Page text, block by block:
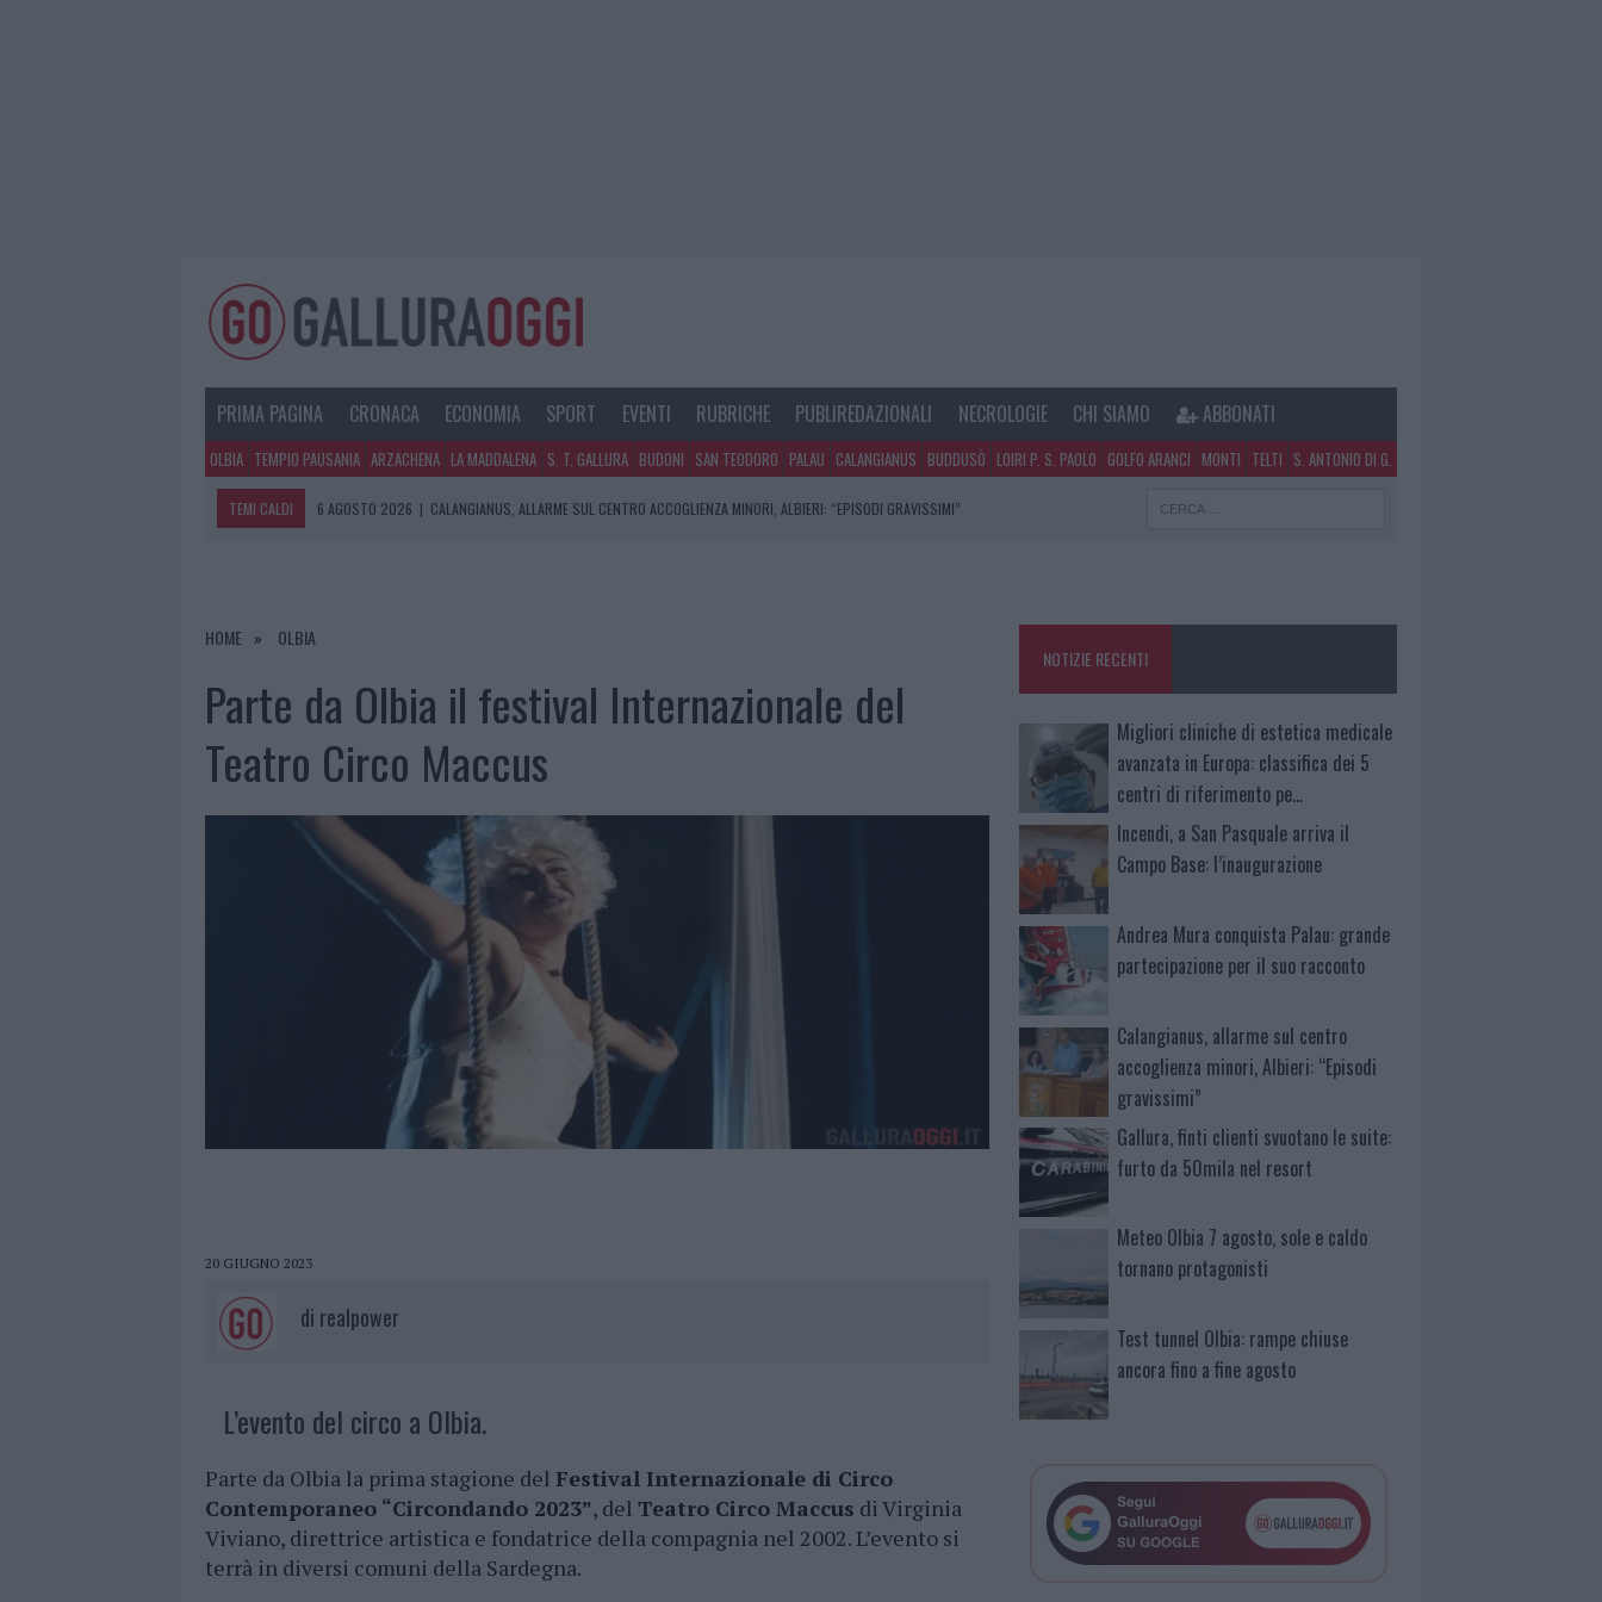
PRIMA PAGINA CRONACA ECONOMIA SPORT EVENTI RUBRICHE PUBLIREDAZIONALI NECROLOGIE CHI SIAMO ABBONATI
OLBIA TEMPIO PAUSANIA ARZACHENA LA MADDALENA S. T. GALLURA BUDONI SAN TEODORO PALAU CALANGIANUS BUDDUSÒ LOIRI P. S. PAOLO GOLFO ARANCI MONTI TELTI S. ANTONIO DI G.
TEMI CALDI 6 AGOSTO 2026 | CALANGIANUS, ALLARME SUL CENTRO ACCOGLIENZA MINORI, ALBIERI: “EPISODI GRAVISSIMI”
PER I TRATTAMENTI LASER NON INVASIVI
6 AGOSTO 2026
| ANDREA MURA CONQUISTA PALAU: GRANDE PARTECIPAZIONE PER IL SUO RACCONTO
HOME OLBIA
Parte da Olbia il festival Internazionale del
Teatro Circo Maccus
20 GIUGNO 2023
di realpower
L’evento del circo a Olbia.
Parte da Olbia la prima stagione del Festival Internazionale di Circo
Contemporaneo “Circondando 2023”, del Teatro Circo Maccus di Virginia
Viviano, direttrice artistica e fondatrice della compagnia nel 2002. L’evento si
terrà in diversi comuni della Sardegna.
NOTIZIE RECENTI
Migliori cliniche di estetica medicale
avanzata in Europa: classifica dei 5
centri di riferimento pe…
Incendi, a San Pasquale arriva il
Campo Base: l’inaugurazione
Andrea Mura conquista Palau: grande
partecipazione per il suo racconto
Calangianus, allarme sul centro
accoglienza minori, Albieri: “Episodi
gravissimi”
Gallura, finti clienti svuotano le suite:
furto da 50mila nel resort
Meteo Olbia 7 agosto, sole e caldo
tornano protagonisti
Test tunnel Olbia: rampe chiuse
ancora fino a fine agosto